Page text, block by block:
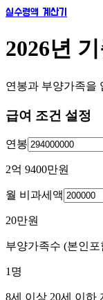
실수령액 계산기
2026년
연봉과 부양가족을
급여 조건 설정
연봉
2억 9400만원
월 비과세액
20만원
부양가족수 (본인포
1 명
8세 이상 20세 이하